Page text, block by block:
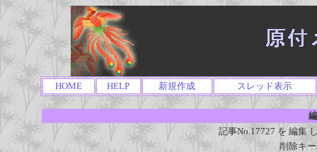
HOME HELP 新規作成 スレッド表示
記事No.17727 を 編集
削除キ